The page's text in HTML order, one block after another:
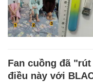
Fan cuồng đã
điều này với